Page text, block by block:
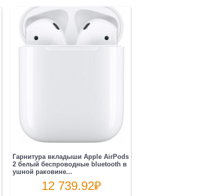
Гарнитура вкладыши Apple AirPods
2 белый беспроводные bluetooth в
ушной раковине...
12 739.92₽